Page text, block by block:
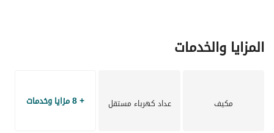
المزايا والخدمات
مكيف عداد كهرباء مستقل + 8 مزايا وخدمات